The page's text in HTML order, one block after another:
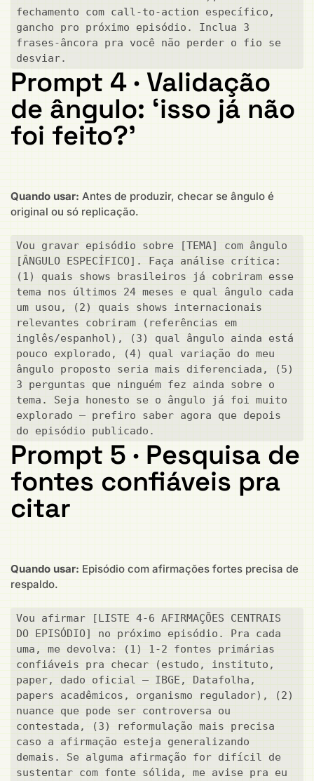
fechamento com call-to-action específico,
gancho pro próximo episódio. Inclua 3
frases-âncora pra você não perder o fio se
desviar.
Prompt 4 · Validação
de ângulo: ‘isso já não
foi feito?’
Quando usar: Antes de produzir, checar se ângulo é
original ou só replicação.
Vou gravar episódio sobre [TEMA] com ângulo
[ÂNGULO ESPECÍFICO]. Faça análise crítica:
(1) quais shows brasileiros já cobriram esse
tema nos últimos 24 meses e qual ângulo cada
um usou, (2) quais shows internacionais
relevantes cobriram (referências em
inglês/espanhol), (3) qual ângulo ainda está
pouco explorado, (4) qual variação do meu
ângulo proposto seria mais diferenciada, (5)
3 perguntas que ninguém fez ainda sobre o
tema. Seja honesto se o ângulo já foi muito
explorado — prefiro saber agora que depois
do episódio publicado.
Prompt 5 · Pesquisa de
fontes confiáveis pra
citar
Quando usar: Episódio com afirmações fortes precisa de
respaldo.
Vou afirmar [LISTE 4-6 AFIRMAÇÕES CENTRAIS
DO EPISÓDIO] no próximo episódio. Pra cada
uma, me devolva: (1) 1-2 fontes primárias
confiáveis pra checar (estudo, instituto,
paper, dado oficial — IBGE, Datafolha,
papers acadêmicos, organismo regulador), (2)
nuance que pode ser controversa ou
contestada, (3) reformulação mais precisa
caso a afirmação esteja generalizando
demais. Se alguma afirmação for difícil de
sustentar com fonte sólida, me avise pra eu